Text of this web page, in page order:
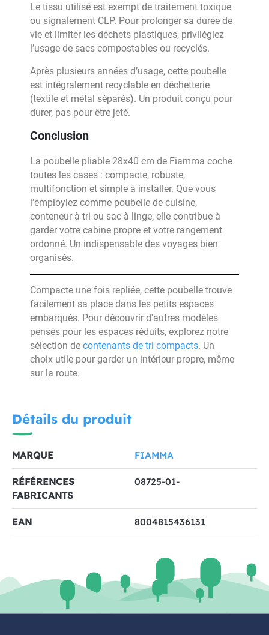
Le tissu utilisé est exempt de traitement toxique
ou signalement CLP. Pour prolonger sa durée de
vie et limiter les déchets plastiques, privilégiez
l’usage de sacs compostables ou recyclés.
Après plusieurs années d’usage, cette poubelle
est intégralement recyclable en déchetterie
(textile et métal séparés). Un produit conçu pour
durer, pas pour être jeté.
Conclusion
La poubelle pliable 28x40 cm de Fiamma coche
toutes les cases : compacte, robuste,
multifonction et simple à installer. Que vous
l’employiez comme poubelle de cuisine,
conteneur à tri ou sac à linge, elle contribue à
garder votre cabine propre et votre rangement
ordonné. Un indispensable des voyages bien
organisés.
Compacte une fois repliée, cette poubelle trouve
facilement sa place dans les petits espaces
embarqués. Pour découvrir d'autres modèles
pensés pour les espaces réduits, explorez notre
sélection de contenants de tri compacts. Un
choix utile pour garder un intérieur propre, même
sur la route.
Détails du produit
MARQUE FIAMMA
RÉFÉRENCES
FABRICANTS
08725-01-
EAN 8004815436131